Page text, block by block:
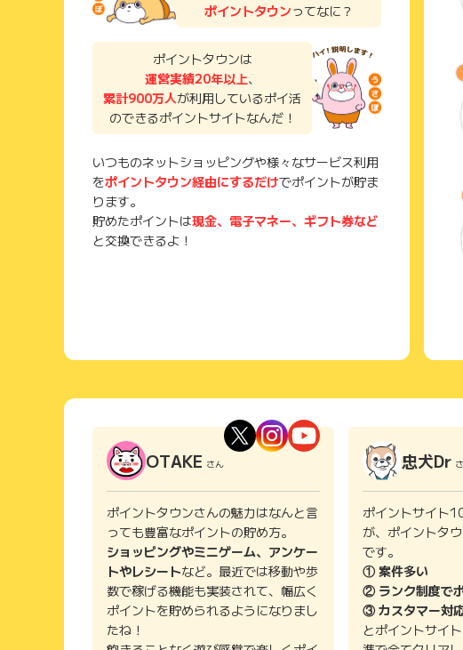
ポイントタウンってなに？
ポイントタウンは
運営実績20年以上、
累計900万人が利用しているポイ活
のできるポイントサイトなんだ！
いつものネットショッピングや様々なサービス利用
をポイントタウン経由にするだけでポイントが貯ま
ります。
貯めたポイントは現金、電子マネー、ギフト券など
と交換できるよ！
OTAKE さん
ポイントタウンさんの魅力はなんと言
っても豊富なポイントの貯め方。
ショッピングやミニゲーム、アンケー
トやレシートなど。最近では移動や歩
数で稼げる機能も実装されて、幅広く
ポイントを貯められるようになりまし
たね！
忠犬Dr
ポイントサイト
が、ポイントタ
です。
① 案件多い
② ランク制度で
③ カスタマー対
とポイントサイ